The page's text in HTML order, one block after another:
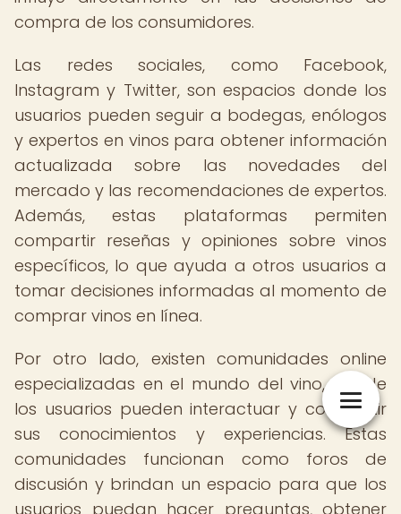
compra de los consumidores.
Las redes sociales, como Facebook,
Instagram y Twitter, son espacios donde los
usuarios pueden seguir a bodegas, enólogos
y expertos en vinos para obtener información
actualizada sobre las novedades del
mercado y las recomendaciones de expertos.
Además, estas plataformas permiten
compartir reseñas y opiniones sobre vinos
específicos, lo que ayuda a otros usuarios a
tomar decisiones informadas al momento de
comprar vinos en línea.
Por otro lado, existen comunidades online
especializadas en el mundo del vino, donde
los usuarios pueden interactuar y compartir
sus conocimientos y experiencias. Estas
comunidades funcionan como foros de
discusión y brindan un espacio para que los
usuarios puedan hacer preguntas, obtener